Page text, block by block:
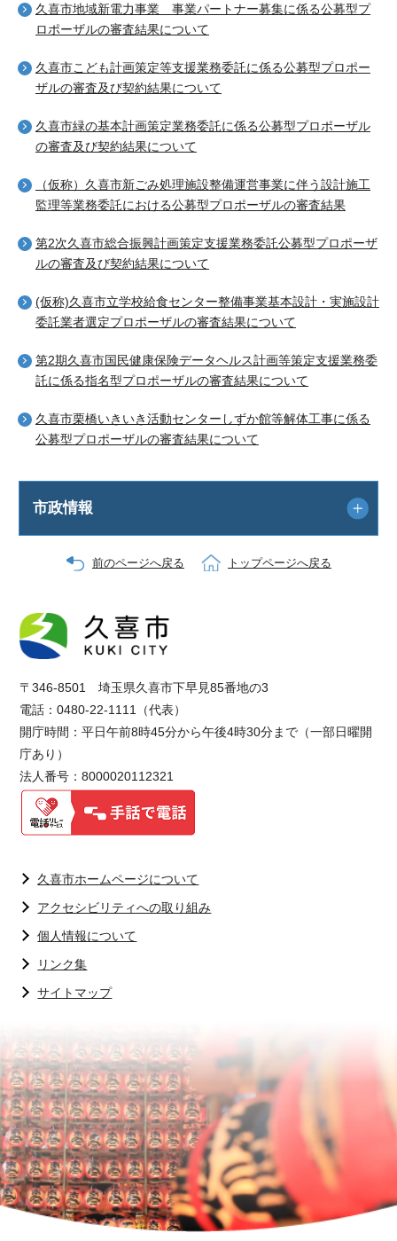
久喜市地域新電力事業 事業パートナー募集に係る公募型プ
ロポーザルの審査結果について
久喜市こども計画策定等支援業務委託に係る公募型プロポー
ザルの審査及び契約結果について
久喜市緑の基本計画策定業務委託に係る公募型プロポーザル
の審査及び契約結果について
（仮称）久喜市新ごみ処理施設整備運営事業に伴う設計施工
監理等業務委託における公募型プロポーザルの審査結果
第2次久喜市総合振興計画策定支援業務委託公募型プロポーザ
ルの審査及び契約結果について
(仮称)久喜市立学校給食センター整備事業基本設計・実施設計
委託業者選定プロポーザルの審査結果について
第2期久喜市国民健康保険データヘルス計画等策定支援業務委
託に係る指名型プロポーザルの審査結果について
久喜市栗橋いきいき活動センターしずか館等解体工事に係る
公募型プロポーザルの審査結果について
市政情報
前のページへ戻る トップページへ戻る
〒346-8501 埼玉県久喜市下早見85番地の3
電話：0480-22-1111（代表）
開庁時間：平日午前8時45分から午後4時30分まで（一部日曜開
庁あり）
法人番号：8000020112321
久喜市ホームページについて
アクセシビリティへの取り組み
個人情報について
リンク集
サイトマップ